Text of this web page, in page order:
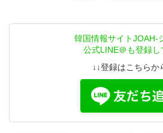
韓国情報サイトJOAH-
公式LINE＠も登録
↓↓登録はこちらか